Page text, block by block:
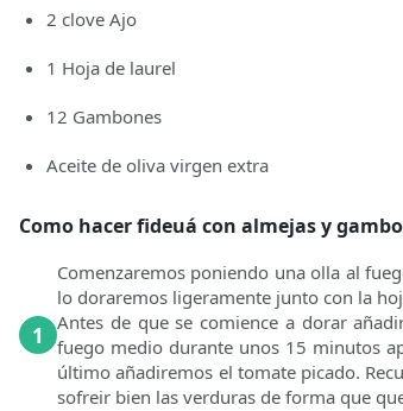
2 cloveAjo
1 Hoja de laurel
12 Gambones
Aceite de oliva virgen extra
Como hacer fideuá con almejas y
1
Comenzaremos poniendo una olla al
lo doraremos ligeramente junto con la
Antes de que se comience a dorar
fuego medio durante unos 15 minutos
último añadiremos el tomate picado.
sofreir bien las verduras de forma que